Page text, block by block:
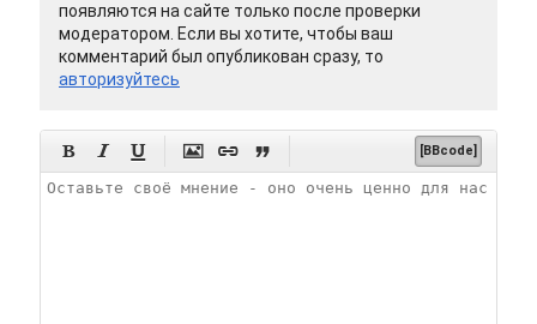
появляются на сайте только после проверки
модератором. Если вы хотите, чтобы ваш
комментарий был опубликован сразу, то
авторизуйтесь
      [BBcode]